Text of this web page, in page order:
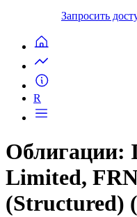
Запросить
R
Облигации:
Limited,
(Structured)